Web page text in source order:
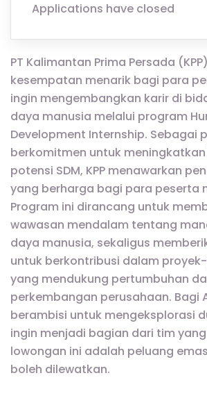
Applications have closed
PT Kalimantan Prima Persada
kesempatan menarik bagi para
ingin mengembangkan karir di
daya manusia melalui program
Development Internship. Sebagai
berkomitmen untuk
potensi SDM, KPP menawarkan
yang berharga bagi para peserta
Program ini dirancang untuk
wawasan mendalam tentang
daya manusia, sekaligus
untuk berkontribusi dalam
yang mendukung pertumbuhan
perkembangan perusahaan. Bagi
berambisi untuk mengeksplorasi
ingin menjadi bagian dari tim
lowongan ini adalah peluang
boleh dilewatkan.